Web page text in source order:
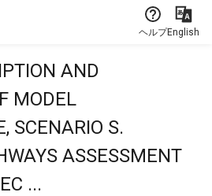
ヘルプEnglish
AND
MODEL
SCENARIO S.
ASSESSMENT
...